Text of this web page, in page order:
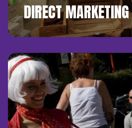
DIRECT MARKETING